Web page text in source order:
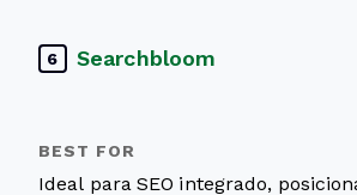
6 Searchbloom
Ideal para SEO integrado,